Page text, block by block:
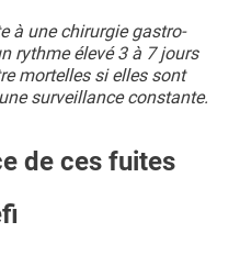
à une chirurgie gastro-
rythme élevé 3 à 7 jours
mortelles si elles sont
surveillance constante.
de ces fuites